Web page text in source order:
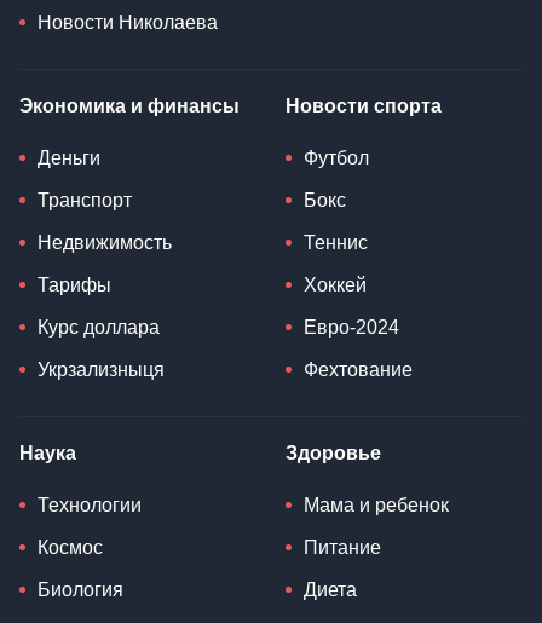
Новости Николаева
Экономика и финансы
Деньги
Транспорт
Недвижимость
Тарифы
Курс доллара
Укрзализныця
Новости спорта
Футбол
Бокс
Теннис
Хоккей
Евро-2024
Фехтование
Наука
Технологии
Космос
Биология
Здоровье
Мама и ребенок
Питание
Диета